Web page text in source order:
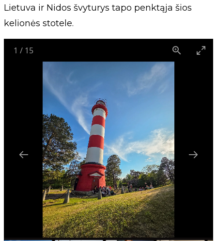
Lietuva ir Nidos švyturys tapo penktąja šios
kelionės stotele.
1 / 15